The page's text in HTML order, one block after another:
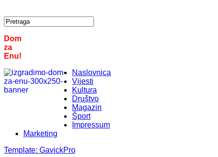
Dom
za
Enu!
Naslovnica
Vijesti
Kultura
Društvo
Magazin
Šport
Impressum
Marketing
Template: GavickPro